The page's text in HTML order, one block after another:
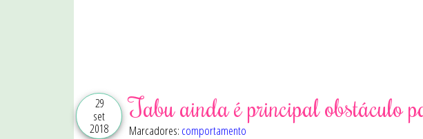
29
set
2018
Tabu ainda é principal obstáculo
Marcadores: comportamento